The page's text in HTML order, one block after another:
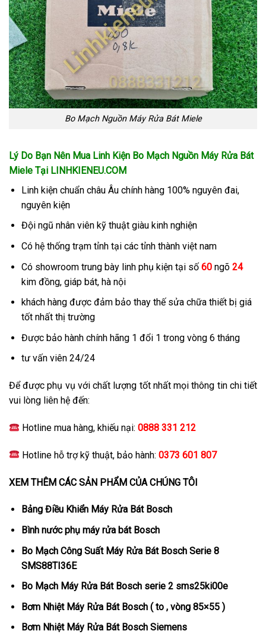
Bo Mạch Nguồn Máy Rửa Bát Miele
Lý Do Bạn Nên Mua Linh Kiện Bo Mạch Nguồn Máy Rửa Bát
Miele Tại LINHKIENEU.COM
Linh kiện chuẩn châu Âu chính hàng 100% nguyên đai,
nguyên kiện
Đội ngũ nhân viên kỹ thuật giàu kinh nghiện
Có hệ thống trạm tỉnh tại các tỉnh thành việt nam
Có showroom trung bày linh phụ kiện tại số 60ngõ 24
kim đồng, giáp bát, hà nội
khách hàng được đảm bảo thay thế sửa chữa thiết bị giá
tốt nhất thị trường
Được bảo hành chính hãng 1 đổi 1 trong vòng 6 tháng
tư vấn viên 24/24
Để được phụ vụ với chất lượng tốt nhất mọi thông tin chi tiết
vui lòng liên hệ đến:
Hotline mua hàng, khiếu nại:0888 331 212
Hotline hỗ trợ kỹ thuật, bảo hành:0373 601 807
XEM THÊM CÁC SẢN PHẨM CỦA CHÚNG TÔI
Bảng Điều Khiển Máy Rửa Bát Bosch
Bình nước phụ máy rửa bát Bosch
Bo Mạch Công Suất Máy Rửa Bát Bosch Serie 8
SMS88TI36E
Bo Mạch Máy Rửa Bát Bosch serie 2 sms25ki00e
Bơm Nhiệt Máy Rửa Bát Bosch ( to , vòng 85×55 )
Bơm Nhiệt Máy Rửa Bát Bosch Siemens